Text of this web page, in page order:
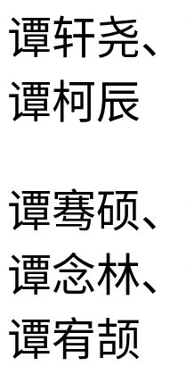
谭轩尧
谭柯辰
谭骞硕
谭念林
谭宥颉